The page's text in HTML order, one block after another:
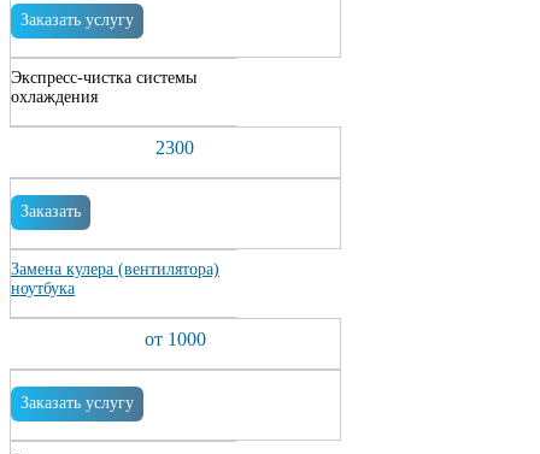
Заказать услугу
Экспресс-чистка системы
охлаждения
2300
Заказать
Замена кулера (вентилятора)
ноутбука
от 1000
Заказать услугу